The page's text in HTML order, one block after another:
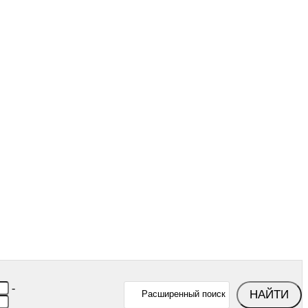
-
Расширенный поиск НАЙТИ